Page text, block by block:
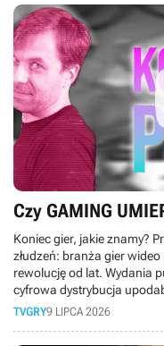
Czy GAMING
Koniec gier, jakie znamy?
złudzeń: branża gier
rewolucję od lat. Wydania
cyfrowa dystrybucja
inteligencja wkracza do
TVGRY9 LIPCA 2026